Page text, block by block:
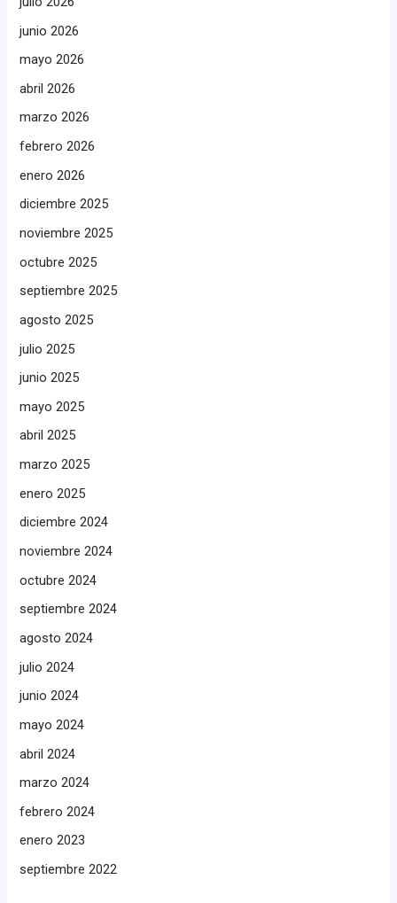
junio 2026
mayo 2026
abril 2026
marzo 2026
febrero 2026
enero 2026
diciembre 2025
noviembre 2025
octubre 2025
septiembre 2025
agosto 2025
julio 2025
junio 2025
mayo 2025
abril 2025
marzo 2025
enero 2025
diciembre 2024
noviembre 2024
octubre 2024
septiembre 2024
agosto 2024
julio 2024
junio 2024
mayo 2024
abril 2024
marzo 2024
febrero 2024
enero 2023
septiembre 2022